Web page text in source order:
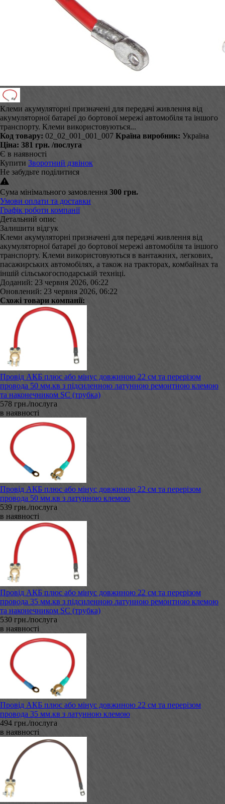
Клеми акумуляторні призначені для передачі живлення від
акумуляторної батареї до бортової мережі автомобіля та іншого
транспорту. Клеми використовуються...
Код товару: 02_02_001_001_007 Країна виробник: Україна
Ціна: 381 грн. /послуга
Є в наявності
Купити Зворотний дзвінок
Не забудьте поділитися
Сума мінімального замовлення 300 грн.
Умови оплати та доставки
Графік роботи компанії
Детальний опис
Залишити відгук
Клеми акумуляторні призначені для передачі живлення від
акумуляторної батареї до бортової мережі автомобіля та іншого
транспорту. Клеми використовуються в вантажних, легкових,
пасажирських автомобілях, а також на тракторах, комбайнах та
іншій сільськогосподарській техніці.
Доданий: 23 червня 2026, 06:22
Оновлений: 23 червня 2026, 06:22
Схожі товари компанії:
Провід АКБ плюс або мінус довжиною 22 см та перерізом
провода 50 мм.кв з підсиленною латунною ремонтною клемою
та наконечником SC (трубка)
578 грн./послуга
в наявності
Провід АКБ плюс або мінус довжиною 22 см та перерізом
провода 50 мм.кв з латунною клемою
539 грн./послуга
в наявності
Провід АКБ плюс або мінус довжиною 22 см та перерізом
провода 35 мм.кв з підсиленною латунною ремонтною клемою
та наконечником SC (трубка)
530 грн./послуга
в наявності
Провід АКБ плюс або мінус довжиною 22 см та перерізом
провода 35 мм.кв з латунною клемою
494 грн./послуга
в наявності